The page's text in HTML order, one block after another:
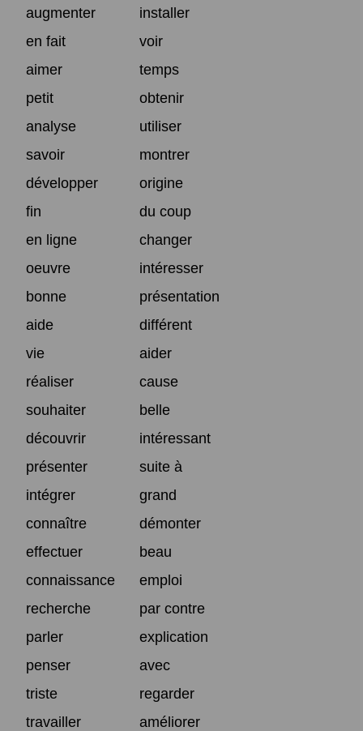
augmenter
installer
en fait
voir
aimer
temps
petit
obtenir
analyse
utiliser
savoir
montrer
développer
origine
fin
du coup
en ligne
changer
oeuvre
intéresser
bonne
présentation
aide
différent
vie
aider
réaliser
cause
souhaiter
belle
découvrir
intéressant
présenter
suite à
intégrer
grand
connaître
démonter
effectuer
beau
connaissance
emploi
recherche
par contre
parler
explication
penser
avec
triste
regarder
travailler
améliorer